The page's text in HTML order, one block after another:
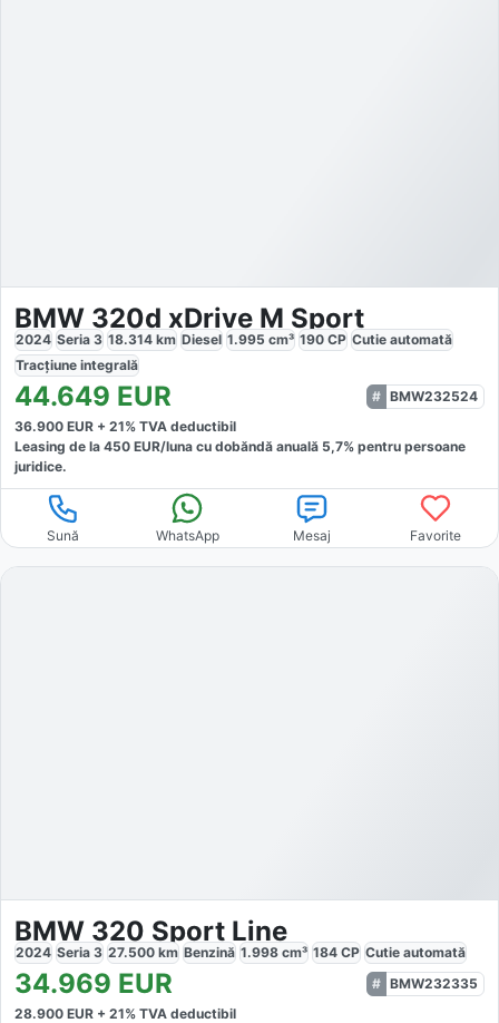
BMW 320d xDrive M Sport
2024 Seria 3 18.314 km Diesel 1.995 cm³ 190 CP Cutie automată
Tracțiune integrală
44.649 EUR
BMW232524
36.900 EUR + 21% TVA deductibil
Leasing de la 450 EUR/luna cu dobăndă anuală 5,7% pentru persoane
juridice.
Sună WhatsApp Mesaj Favorite
BMW 320 Sport Line
2024 Seria 3 27.500 km Benzină 1.998 cm³ 184 CP Cutie automată
34.969 EUR
BMW232335
28.900 EUR + 21% TVA deductibil